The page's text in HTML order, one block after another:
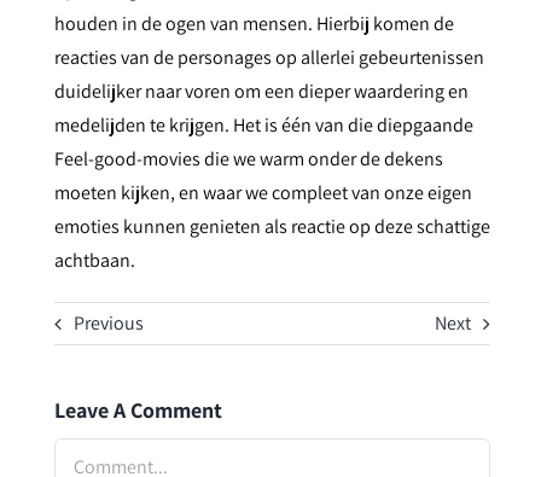
houden in de ogen van mensen. Hierbij komen de
reacties van de personages op allerlei gebeurtenissen
duidelijker naar voren om een dieper waardering en
medelijden te krijgen. Het is één van die diepgaande
Feel-good-movies die we warm onder de dekens
moeten kijken, en waar we compleet van onze eigen
emoties kunnen genieten als reactie op deze schattige
achtbaan.
Previous Next
Leave A Comment